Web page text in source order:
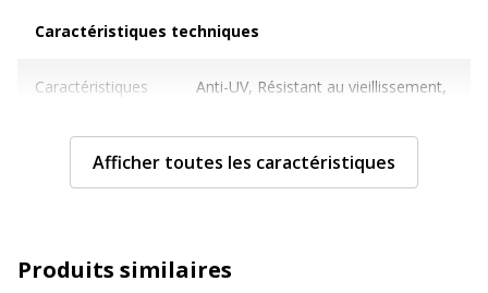
Caractéristiques techniques
Caractéristiques
Anti-UV, Résistant au vieillissement,
Largeur du ruban 50 mm
Afficher toutes les caractéristiques
Produits similaires